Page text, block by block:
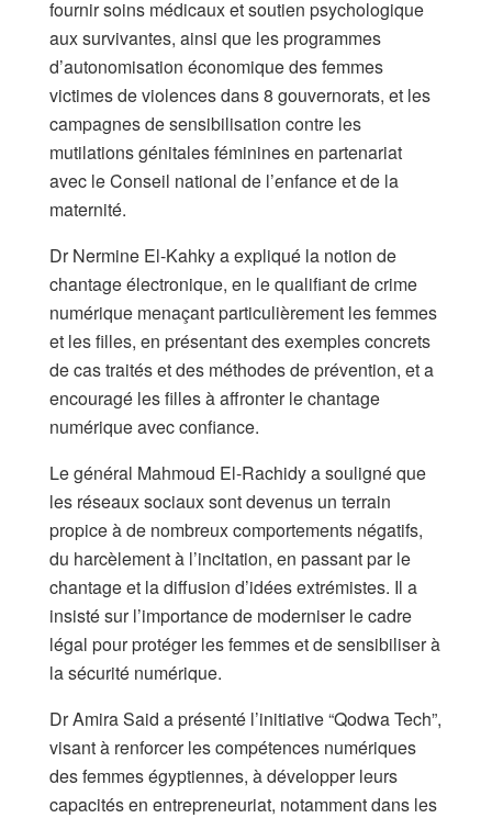
fournir soins médicaux et soutien psychologique
aux survivantes, ainsi que les programmes
d’autonomisation économique des femmes
victimes de violences dans 8 gouvernorats, et les
campagnes de sensibilisation contre les
mutilations génitales féminines en partenariat
avec le Conseil national de l’enfance et de la
maternité.
Dr Nermine El-Kahky a expliqué la notion de
chantage électronique, en le qualifiant de crime
numérique menaçant particulièrement les femmes
et les filles, en présentant des exemples concrets
de cas traités et des méthodes de prévention, et a
encouragé les filles à affronter le chantage
numérique avec confiance.
Le général Mahmoud El-Rachidy a souligné que
les réseaux sociaux sont devenus un terrain
propice à de nombreux comportements négatifs,
du harcèlement à l’incitation, en passant par le
chantage et la diffusion d’idées extrémistes. Il a
insisté sur l’importance de moderniser le cadre
légal pour protéger les femmes et de sensibiliser à
la sécurité numérique.
Dr Amira Said a présenté l’initiative “Qodwa Tech”,
visant à renforcer les compétences numériques
des femmes égyptiennes, à développer leurs
capacités en entrepreneuriat, notamment dans les